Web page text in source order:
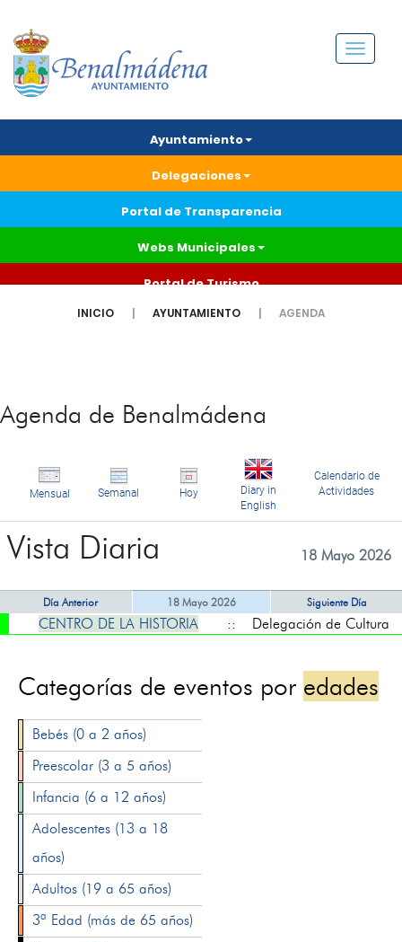
Menú
Ayuntamiento
Delegaciones
Portal de Transparencia
Webs Municipales
Portal de Turismo
INICIO AYUNTAMIENTO AGENDA
Agenda de Benalmádena
Mensual Semanal Hoy
Diary in
English
Calendario de
Actividades
Vista Diaria 18 Mayo 2026
Día Anterior 18 Mayo 2026 Siguiente Día
CENTRO DE LA HISTORIA :: Delegación de Cultura
Categorías de eventos por edades
Bebés (0 a 2 años)
Preescolar (3 a 5 años)
Infancia (6 a 12 años)
Adolescentes (13 a 18
años)
Adultos (19 a 65 años)
3ª Edad (más de 65 años)